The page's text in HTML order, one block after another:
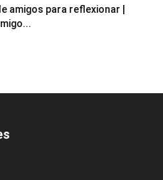
amigos para reflexionar |